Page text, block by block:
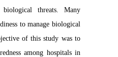
biological threats. Many
to manage biological
of this study was to
among hospitals in